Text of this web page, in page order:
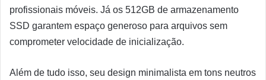
profissionais móveis. Já os 512GB de armazenamento
SSD garantem espaço generoso para arquivos sem
comprometer velocidade de inicialização.
Além de tudo isso, seu design minimalista em tons neutros